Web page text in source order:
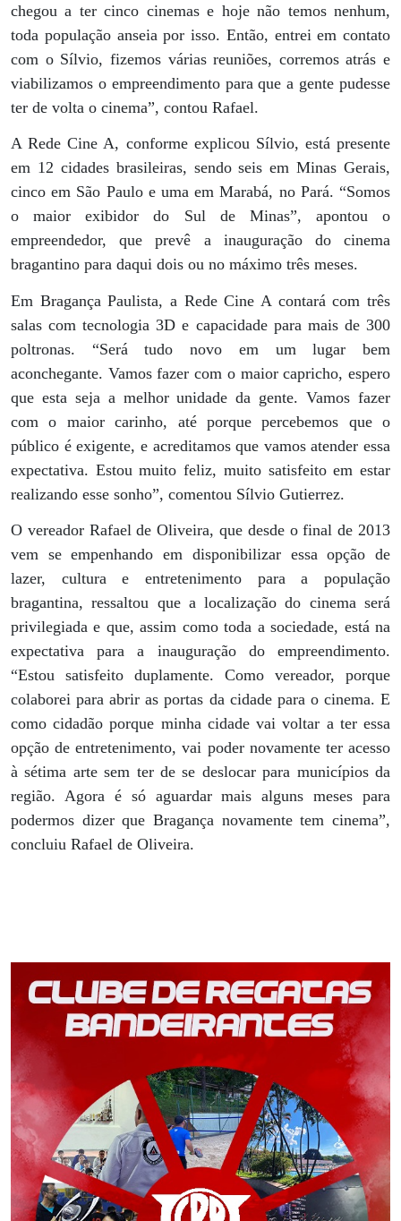
chegou a ter cinco cinemas e hoje não temos nenhum,
toda população anseia por isso. Então, entrei em contato
com o Sílvio, fizemos várias reuniões, corremos atrás e
viabilizamos o empreendimento para que a gente pudesse
ter de volta o cinema”, contou Rafael.
A Rede Cine A, conforme explicou Sílvio, está presente
em 12 cidades brasileiras, sendo seis em Minas Gerais,
cinco em São Paulo e uma em Marabá, no Pará. “Somos
o maior exibidor do Sul de Minas”, apontou o
empreendedor, que prevê a inauguração do cinema
bragantino para daqui dois ou no máximo três meses.
Em Bragança Paulista, a Rede Cine A contará com três
salas com tecnologia 3D e capacidade para mais de 300
poltronas. “Será tudo novo em um lugar bem
aconchegante. Vamos fazer com o maior capricho, espero
que esta seja a melhor unidade da gente. Vamos fazer
com o maior carinho, até porque percebemos que o
público é exigente, e acreditamos que vamos atender essa
expectativa. Estou muito feliz, muito satisfeito em estar
realizando esse sonho”, comentou Sílvio Gutierrez.
O vereador Rafael de Oliveira, que desde o final de 2013
vem se empenhando em disponibilizar essa opção de
lazer, cultura e entretenimento para a população
bragantina, ressaltou que a localização do cinema será
privilegiada e que, assim como toda a sociedade, está na
expectativa para a inauguração do empreendimento.
“Estou satisfeito duplamente. Como vereador, porque
colaborei para abrir as portas da cidade para o cinema. E
como cidadão porque minha cidade vai voltar a ter essa
opção de entretenimento, vai poder novamente ter acesso
à sétima arte sem ter de se deslocar para municípios da
região. Agora é só aguardar mais alguns meses para
podermos dizer que Bragança novamente tem cinema”,
concluiu Rafael de Oliveira.